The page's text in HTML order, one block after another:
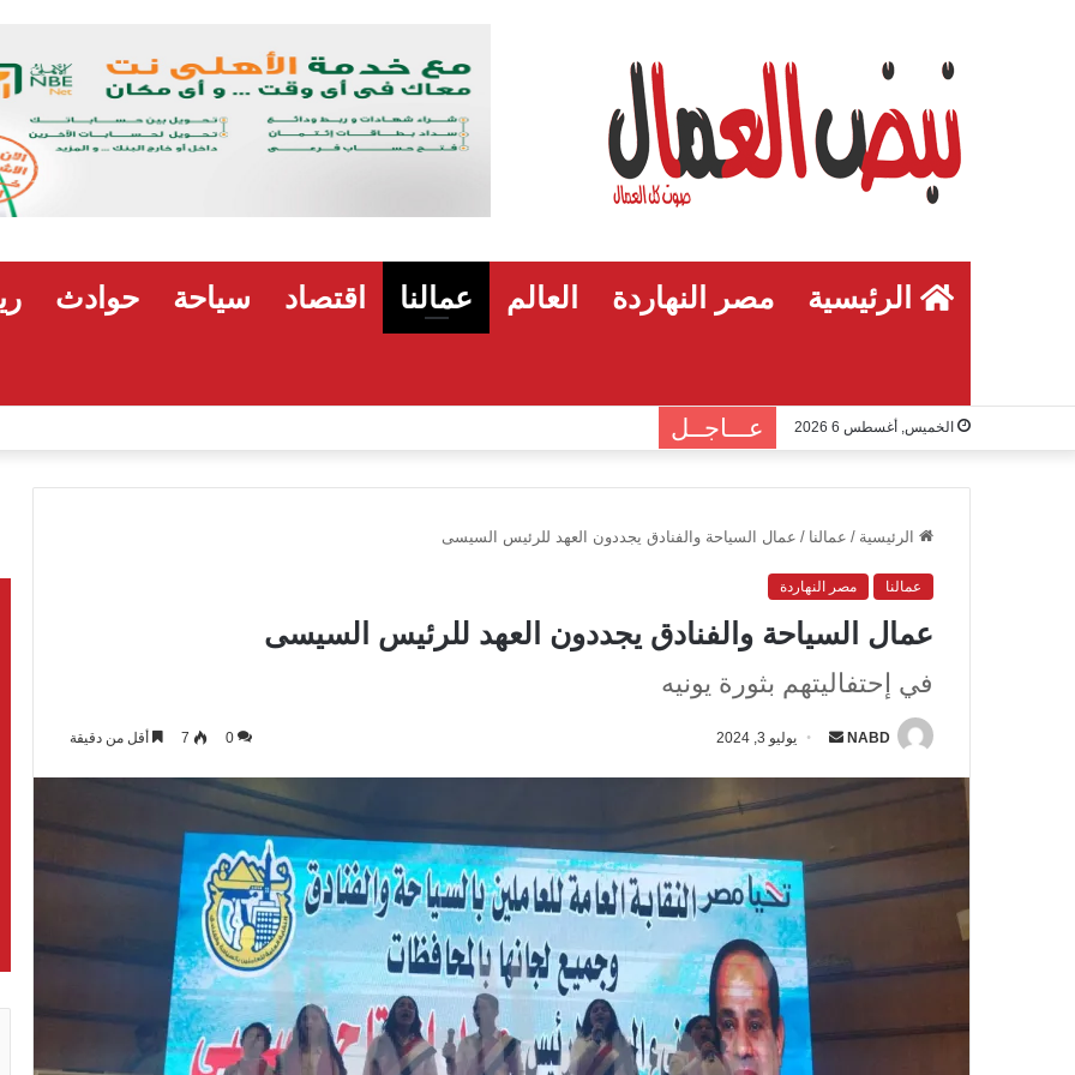
الرئيسية مصر النهاردة العالم عمالنا اقتصاد سياحة حوادث
الخميس, أغسطس 6 2026 عـــاجــل
الرئيسية / عمالنا / عمال السياحة والفنادق يجددون العهد للرئيس السيسى
عمالنا مصر النهاردة
عمال السياحة والفنادق يجددون العهد للرئيس السيسى
في إحتفاليتهم بثورة يونيه
NABD
ي
ا
يوليو 3, 2024 0
7 أقل من دقيقة